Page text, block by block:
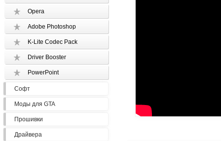
Opera
Adobe Photoshop
K-Lite Codec Pack
Driver Booster
PowerPoint
Софт
Моды для GTA
Прошивки
Драйвера